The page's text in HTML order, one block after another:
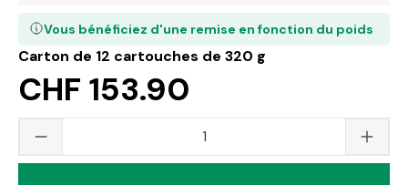
Carton de 12 cartouches de 320 g
CHF 153.90
Vous bénéficiez d'une remise en fonction du poids
Quantité du produit : saisissez la valeur